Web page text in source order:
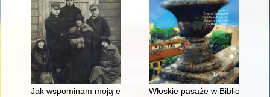
Jak wspominam moją edukację w Legionowie (lata 1953-1964)
Włoskie pasaże w Bibliotece